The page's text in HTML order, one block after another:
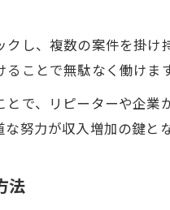
し、複数の案件を掛
ことで無駄なく働けます
で、リピーターや企
努力が収入増加の鍵とな
法